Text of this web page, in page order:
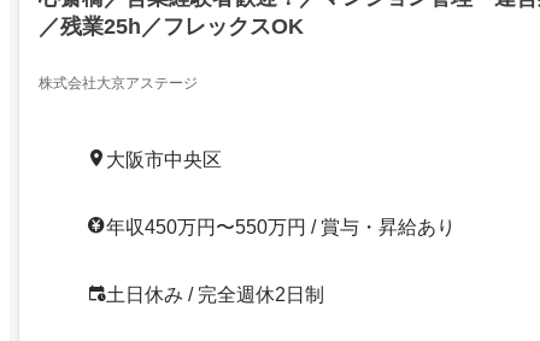
／残業25h／フレックスOK
株式会社大京アステージ
大阪市中央区
年収450万円〜550万円 / 賞与・昇給あり
土日休み / 完全週休2日制